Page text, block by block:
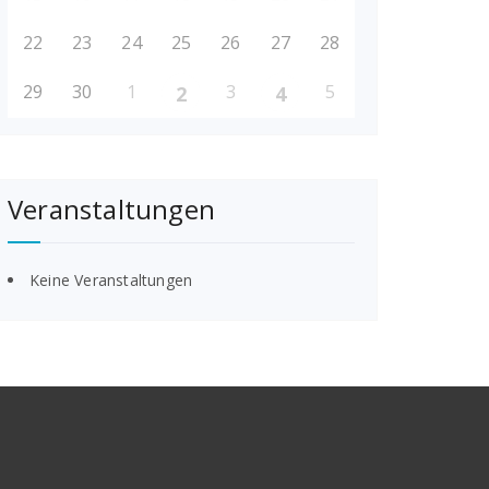
22 23 24 25 26 27 28
29 30 1 2 3 4 5
Veranstaltungen
Keine Veranstaltungen